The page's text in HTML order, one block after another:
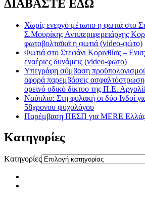
ΔΙΑΒΑΣΤΕ ΕΔΩ
Χωρίς ενεργό μέτωπο η φωτιά στο
Σ.Μουρίκης Αντιπεριφερειάρχης
φωτοβολταϊκά η φωτιά (video-φώτο)
Φωτιά στο Στεφάνι Κορινθίας –
εναέριες δυνάμεις (video-φωτο)
Υπεγράφη σύμβαση
αφορά παρεμβάσεις
ορεινό οδικό δίκτυο της Π.Ε.
Ναύπλιο: Στη φυλακή οι δύο Ινδοί
58χρονου ψυχολόγου
Παρέμβαση ΠΕΣΠ για MERE Ελλάς
Kατηγορίες
Kατηγορίες